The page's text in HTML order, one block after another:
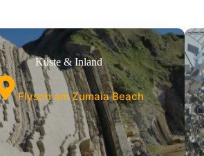
Küste & Inland
Flysch am Zumaia Beach